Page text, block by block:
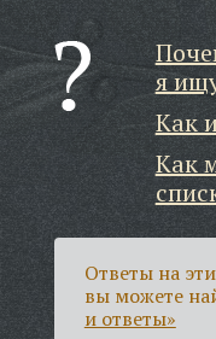
я
Как
Как
Ответы на
вы можете
и ответы»